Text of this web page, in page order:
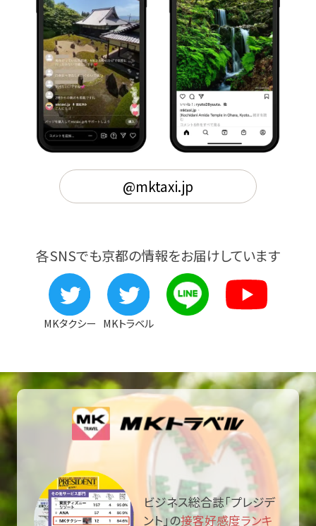
@mktaxi.jp
各SNSでも京都の情報をお届けしています
MKタクシー MKトラベル
ビジネス総合誌「プレジデ
ント」の接客好感度ランキ